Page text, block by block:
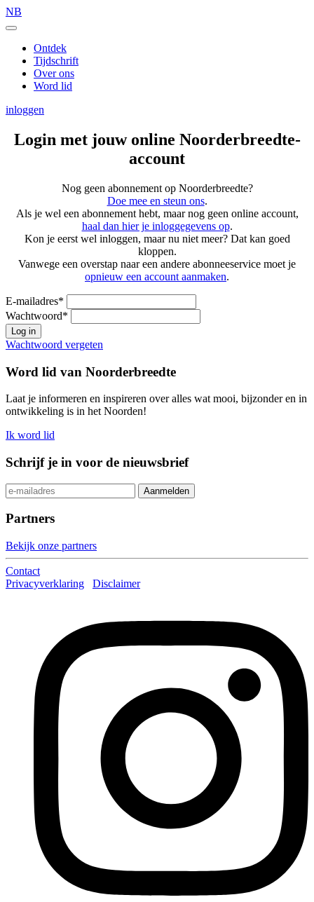
NB
Ontdek
Tijdschrift
Over ons
Word lid
inloggen
Login met jouw online Noorderbreedte-
account
Nog geen abonnement op Noorderbreedte?
Doe mee en steun ons.
Als je wel een abonnement hebt, maar nog geen online account,
haal dan hier je inloggegevens op.
Kon je eerst wel inloggen, maar nu niet meer? Dat kan goed
kloppen.
Vanwege een overstap naar een andere abonneeservice moet je
opnieuw een account aanmaken.
E-mailadres*
Wachtwoord*
Log in
Wachtwoord vergeten
Word lid van Noorderbreedte
Laat je informeren en inspireren over alles wat mooi, bijzonder en in
ontwikkeling is in het Noorden!
Ik word lid
Schrijf je in voor de nieuwsbrief
Partners
Bekijk onze partners
Contact
Privacyverklaring
Disclaimer